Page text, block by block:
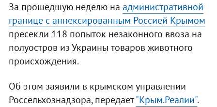
За прошедшую неделю на административной
границе с аннексированным Россией Крымом
пресекли 118 попыток незаконного ввоза на
полуостров из Украины товаров животного
происхождения.
Об этом заявили в крымском управлении
Россельхознадзора, передает"Крым.Реалии".